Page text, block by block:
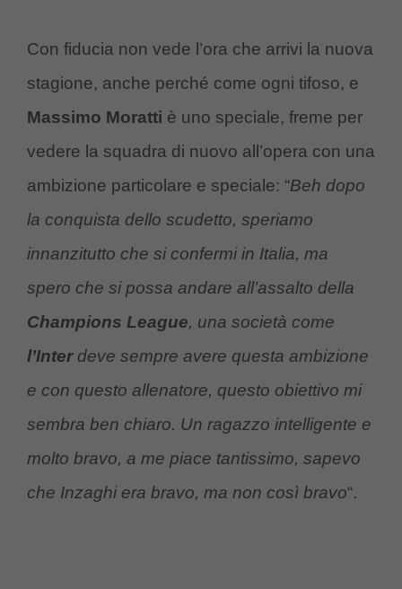
Con fiducia non vede l’ora che arrivi la nuova
stagione, anche perché come ogni tifoso, e
Massimo Moratti è uno speciale, freme per
vedere la squadra di nuovo all’opera con una
ambizione particolare e speciale: “Beh dopo
la conquista dello scudetto, speriamo
innanzitutto che si confermi in Italia, ma
spero che si possa andare all’assalto della
Champions League, una società come
l’Interdeve sempre avere questa ambizione
e con questo allenatore, questo obiettivo mi
sembra ben chiaro. Un ragazzo intelligente e
molto bravo, a me piace tantissimo, sapevo
che Inzaghi era bravo, ma non così bravo“.